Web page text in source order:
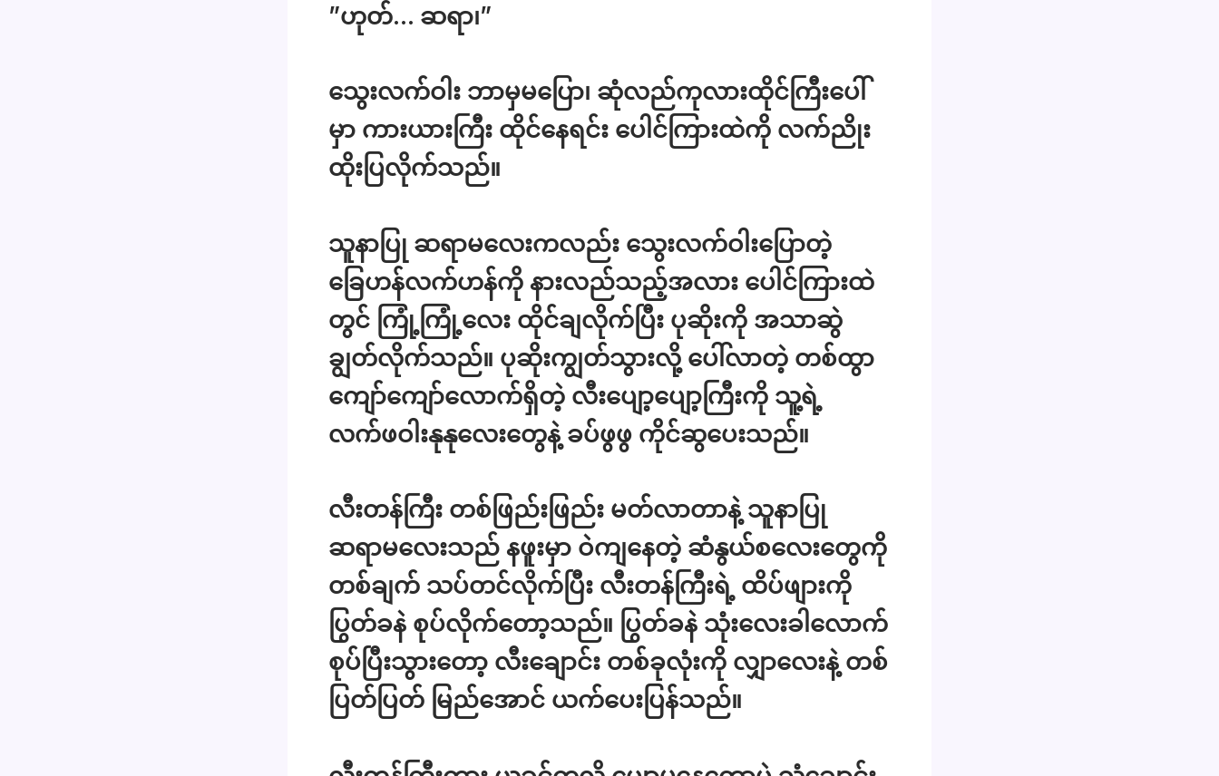
”ဟုတ်… ဆရာ၊”
သွေးလက်ဝါး ဘာမှမပြော၊ ဆုံလည်ကုလားထိုင်ကြီးပေါ်
မှာ ကားယားကြီး ထိုင်နေရင်း ပေါင်ကြားထဲကို လက်ညိုး
ထိုးပြလိုက်သည်။
သူနာပြု ဆရာမလေးကလည်း သွေးလက်ဝါးပြောတဲ့
ခြေဟန်လက်ဟန်ကို နားလည်သည့်အလား ပေါင်ကြားထဲ
တွင် ကြုံ့ကြုံ့လေး ထိုင်ချလိုက်ပြီး ပုဆိုးကို အသာဆွဲ
ချွတ်လိုက်သည်။ ပုဆိုးကျွတ်သွားလို့ ပေါ်လာတဲ့ တစ်ထွာ
ကျော်ကျော်လောက်ရှိတဲ့ လီးပျော့ပျော့ကြီးကို သူ့ရဲ့
လက်ဖဝါးနုနုလေးတွေနဲ့ ခပ်ဖွဖွ ကိုင်ဆွပေးသည်။
လီးတန်ကြီး တစ်ဖြည်းဖြည်း မတ်လာတာနဲ့ သူနာပြု
ဆရာမလေးသည် နဖူးမှာ ဝဲကျနေတဲ့ ဆံနွယ်စလေးတွေကို
တစ်ချက် သပ်တင်လိုက်ပြီး လီးတန်ကြီးရဲ့ ထိပ်ဖျားကို
ပြွတ်ခနဲ စုပ်လိုက်တော့သည်။ ပြွတ်ခနဲ သုံးလေးခါလောက်
စုပ်ပြီးသွားတော့ လီးချောင်း တစ်ခုလုံးကို လျှာလေးနဲ့ တစ်
ပြတ်ပြတ် မြည်အောင် ယက်ပေးပြန်သည်။